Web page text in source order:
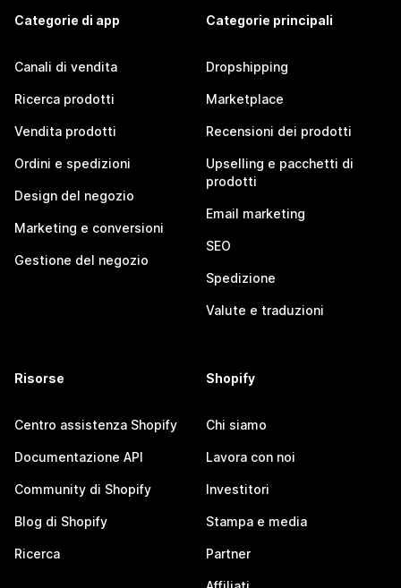
Categorie di app
Canali di vendita
Ricerca prodotti
Vendita prodotti
Ordini e spedizioni
Design del negozio
Marketing e conversioni
Gestione del negozio
Categorie principali
Dropshipping
Marketplace
Recensioni dei prodotti
Upselling e pacchetti di
prodotti
Email marketing
SEO
Spedizione
Valute e traduzioni
Risorse
Centro assistenza Shopify
Documentazione API
Community di Shopify
Blog di Shopify
Ricerca
Shopify
Chi siamo
Lavora con noi
Investitori
Stampa e media
Partner